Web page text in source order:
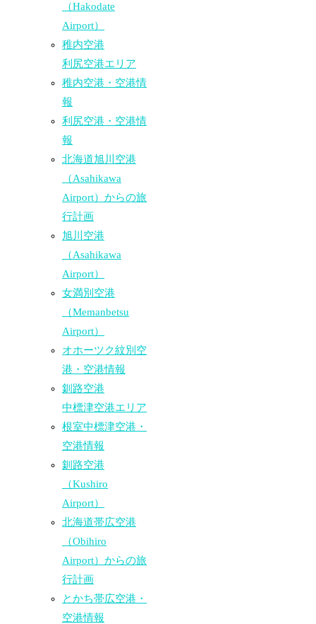
（Hakodate
Airport）
稚内空港
利尻空港エリア
稚内空港・空港情
報
利尻空港・空港情
報
北海道旭川空港
（Asahikawa
Airport）からの旅
行計画
旭川空港
（Asahikawa
Airport）
女満別空港
（Memanbetsu
Airport）
オホーツク紋別空
港・空港情報
釧路空港
中標津空港エリア
根室中標津空港・
空港情報
釧路空港
（Kushiro
Airport）
北海道帯広空港
（Obihiro
Airport）からの旅
行計画
とかち帯広空港・
空港情報